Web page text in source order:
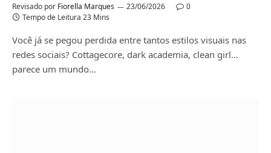
Revisado por Fiorella Marques 23/06/2026
0
Tempo de Leitura 23 Mins
Você já se pegou perdida entre tantos estilos visuais nas
redes sociais? Cottagecore, dark academia, clean girl…
parece um mundo…